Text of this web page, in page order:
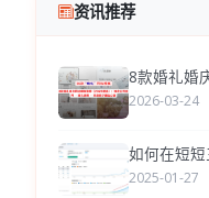
资讯推荐
8款婚礼婚
2026-03-24
如何在短
2025-01-27